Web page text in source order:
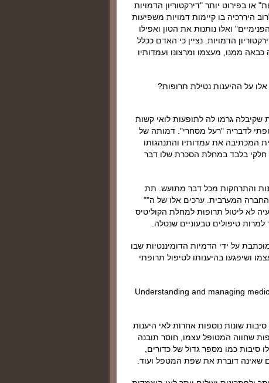
או בפירוט יותר "דירקטוריון הדמויות
היררכיה בו קיימות דמויות משפיעות
ואלו נותנות את הטון ואפילו
הדמויות. נציין כי האדם ככלל
ממנו, מעצמו ומרצונו ועמדותיו
על ההיענות נטילת תרופות?
שקיבלה גרמו לה לתופעות לואי קשות
לדבריה "רעל מסחרי". דמותה של
המכתיבה את עמדותיו והתנהגותו
חלקי בלבד במחלת הסכרת שלו דבר
והתרחקות מכל דבר מתועש. תת
החברה המערבית. ערכים אלו של ה""
לא ליטול תרופות למחלת הקוליטיס
טיפולים טבעוניים שנטלה.
על ידי הדמיות הדומיננטיות שבו
ושיפגעו בהיענותו לטיפול תרופתי
שונות נוספות אחרות לאי היענות
שחווה המטופל עצמו, חוסר תובנה
סיבות כמו מספר גדול של כדורים,
שאינה דוברת את שפת המטפל ועוד.